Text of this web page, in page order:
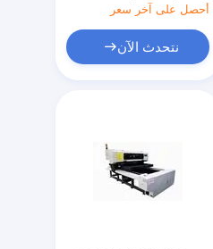
أحصل على آخر سعر
نتحدث الآن